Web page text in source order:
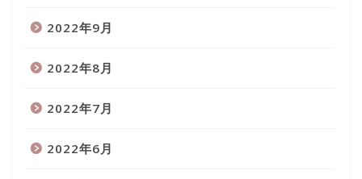
2022年9月
2022年8月
2022年7月
2022年6月